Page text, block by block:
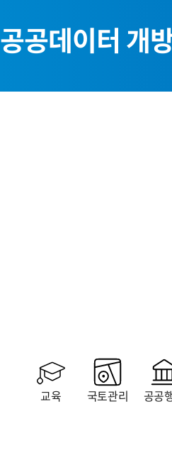
공공데이터 개
교육 국토관리 공공